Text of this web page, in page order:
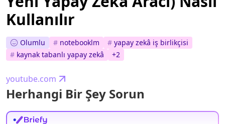
Kullanılır
Olumlu # notebooklm # yapay zekâ iş birlikçisi
# kaynak tabanlı yapay zekâ +2
youtube.com
Herhangi Bir Şey Sorun